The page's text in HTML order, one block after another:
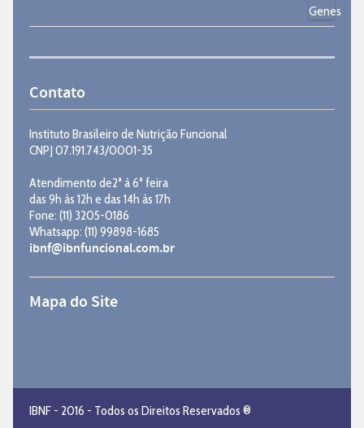
Contato
Instituto Brasileiro de Nutrição Funcional
CNPJ 07.191.743/0001-35
Atendimento de2ª à 6ª feira
das 9h às 12h e das 14h às 17h
Fone: (11) 3205-0186
Whatsapp: (11) 99898-1685
ibnf@ibnfuncional.com.br
Mapa do Site
IBNF - 2016 - Todos os Direitos Reservados ®